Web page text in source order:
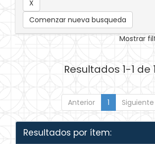
Comenzar nueva busqueda
Mostrar
Resultados 1-1 de
Anterior 1 Siguiente
Resultados por ítem: